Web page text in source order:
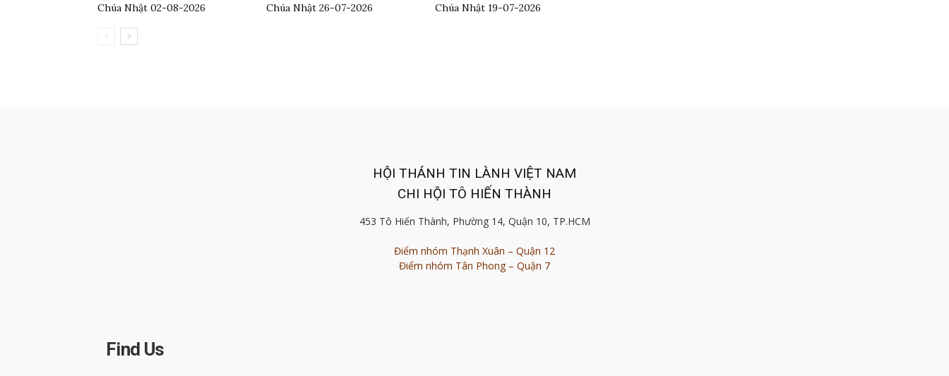
Chúa Nhật 02-08-2026 Chúa Nhật 26-07-2026 Chúa Nhật 19-07-2026
HỘI THÁNH TIN LÀNH VIỆT NAM
CHI HỘI TÔ HIẾN THÀNH
453 Tô Hiến Thành, Phường 14, Quận 10, TP.HCM
Điểm nhóm Thạnh Xuân – Quận 12
Điểm nhóm Tân Phong – Quận 7
Find Us